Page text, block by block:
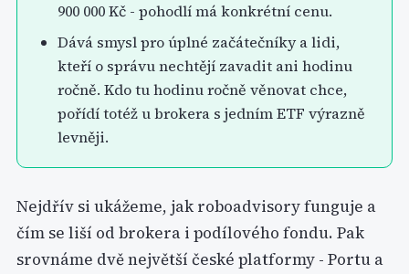
900 000 Kč - pohodlí má konkrétní cenu.
Dává smysl pro úplné začátečníky a lidi,
kteří o správu nechtějí zavadit ani hodinu
ročně. Kdo tu hodinu ročně věnovat chce,
pořídí totéž u brokera s jedním ETF výrazně
levněji.
Nejdřív si ukážeme, jak roboadvisory funguje a
čím se liší od brokera i podílového fondu. Pak
srovnáme dvě největší české platformy - Portu a